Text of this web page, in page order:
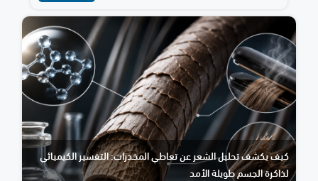
كيف يكشف تحليل الشعر عن تعاطي المخدرات: التفسير الكيميائي
لذاكرة الجسم طويلة الأمد